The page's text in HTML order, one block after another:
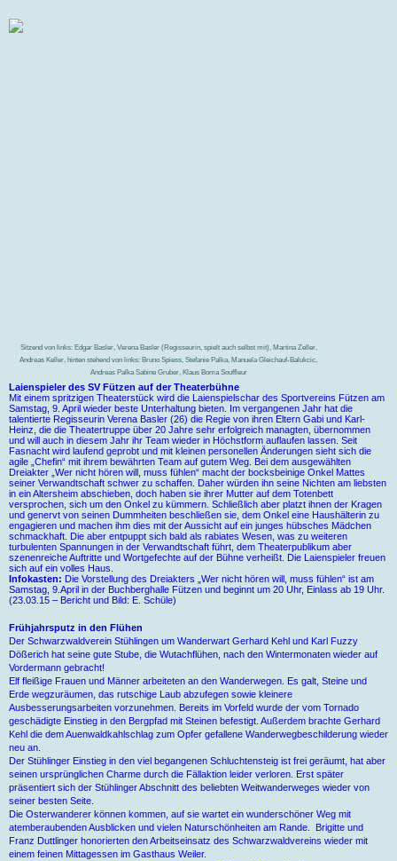
Sitzend von links: Edgar Basler, Verena Basler (Regisseurin, spielt auch selbst mit), Martina Zeller,
Andreas Keller, hinten stehend von links: Bruno Spiess, Stefanie Palka, Manuela Gleichauf-Balukcic,
Andreas Palka Sabine Gruber, Klaus Boma Souffleur
Laienspieler des SV Fützen auf der Theaterbühne
Mit einem spritzigen Theaterstück wird die Laienspielschar des Sportvereins Fützen am
Samstag, 9. April wieder beste Unterhaltung bieten. Im vergangenen Jahr hat die
talentierte Regisseurin Verena Basler (26) die Regie von ihren Eltern Gabi und Karl-
Heinz, die die Theatertruppe über 20 Jahre sehr erfolgreich managten, übernommen
und will auch in diesem Jahr ihr Team wieder in Höchstform auflaufen lassen. Seit
Fasnacht wird laufend geprobt und mit kleinen personellen Änderungen sieht sich die
agile „Chefin“ mit ihrem bewährten Team auf gutem Weg. Bei dem ausgewählten
Dreiakter „Wer nicht hören will, muss fühlen“ macht der bocksbeinige Onkel Mattes
seiner Verwandtschaft schwer zu schaffen. Daher würden ihn seine Nichten am liebsten
in ein Altersheim abschieben, doch haben sie ihrer Mutter auf dem Totenbett
versprochen, sich um den Onkel zu kümmern. Schließlich aber platzt ihnen der Kragen
und genervt von seinen Dummheiten beschließen sie, dem Onkel eine Haushälterin zu
engagieren und machen ihm dies mit der Aussicht auf ein junges hübsches Mädchen
schmackhaft. Die aber entpuppt sich bald als rabiates Wesen, was zu weiteren
turbulenten Spannungen in der Verwandtschaft führt, dem Theaterpublikum aber
szenenreiche Auftritte und Wortgefechte auf der Bühne verheißt. Die Laienspieler freuen
sich auf ein volles Haus.
Infokasten: Die Vorstellung des Dreiakters „Wer nicht hören will, muss fühlen“ ist am
Samstag, 9.April in der Buchberghalle Fützen und beginnt um 20 Uhr, Einlass ab 19 Uhr.
(23.03.15 – Bericht und Bild: E. Schüle)
Frühjahrsputz in den Flühen
Der Schwarzwaldverein Stühlingen um Wanderwart Gerhard Kehl und Karl Fuzzy
Dößerich hat seine gute Stube, die Wutachflühen, nach den Wintermonaten wieder auf
Vordermann gebracht!
Elf fleißige Frauen und Männer arbeiteten an den Wanderwegen. Es galt, Steine und
Erde wegzuräumen, das rutschige Laub abzufegen sowie kleinere
Ausbesserungsarbeiten vorzunehmen. Bereits im Vorfeld wurde der vom Tornado
geschädigte Einstieg in den Bergpfad mit Steinen befestigt. Außerdem brachte Gerhard
Kehl die dem Auenwaldkahlschlag zum Opfer gefallene Wanderwegbeschilderung wieder
neu an.
Der Stühlinger Einstieg in den viel begangenen Schluchtensteig ist frei geräumt, hat aber
seinen ursprünglichen Charme durch die Fällaktion leider verloren. Erst später
präsentiert sich der Stühlinger Abschnitt des beliebten Weitwanderweges wieder von
seiner besten Seite.
Die Osterwanderer können kommen, auf sie wartet ein wunderschöner Weg mit
atemberaubenden Ausblicken und vielen Naturschönheiten am Rande. Brigitte und
Franz Duttlinger honorierten den Arbeitseinsatz des Schwarzwaldvereins wieder mit
einem feinen Mittagessen im Gasthaus Weiler.